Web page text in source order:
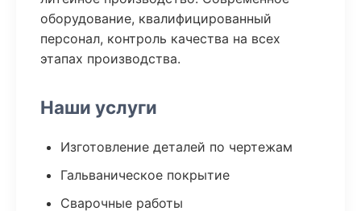
оборудование, квалифицированный
персонал, контроль качества на всех
этапах производства.
Наши услуги
Изготовление деталей по чертежам
Гальваническое покрытие
Сварочные работы